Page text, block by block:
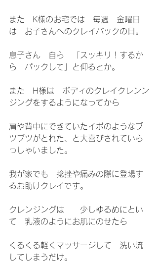
また　K様のお宅では　毎週　金曜日
は　お子さんへのクレイパックの日。
息子さん　自ら　「スッキリ！するか
ら　パックして」と仰るとか。
また　H様は　ボディのクレイクレンン
ジングをするようになってから
肩や背中にできていたイボのようなブ
ツブツがとれた、と大喜びされていら
っしゃいました。
我が家でも　捻挫や痛みの際に登場す
るお助けクレイです。
クレンジングは　　少しゆるめにとい
て　乳液のようにお肌にのせたら
くるくる軽くマッサージして　洗い流
してしまうだけ。